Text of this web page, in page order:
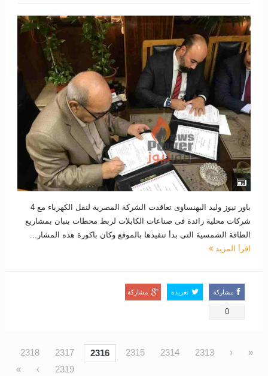
باور نيوز وليد البهنساوى تعاقدت الشركة المصرية لنقل الكهرباء مع 4
شركات محلية رائدة فى صناعات الكابلات لربط محطات بنبان بمشاريع
الطاقة الشمسية التى بدأ تنفيذها بالموقع وكان باكورة هذه المشار...
اقرأ المزيد
مشاركة
0
تغريدة مشاركة
«
‹
2313
2314
2315
2316
2317
2318
2319
›
»